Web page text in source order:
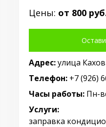
Цены: от 800
Адрес:улица
Телефон: +7 (926)
Часы работы: Пн-
Услуги:
заправка